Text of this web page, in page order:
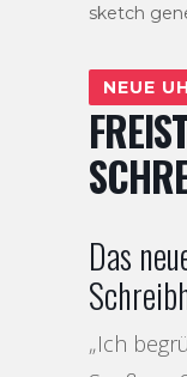
sketch
NEUE
Das
„Ich